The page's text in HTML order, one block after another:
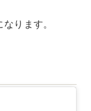
ります。